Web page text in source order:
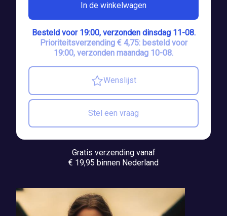
In de winkelwagen
Besteld voor 19:00, verzonden dinsdag 11-08.
Prioriteitsverzending € 4,75: besteld voor
19:00, verzonden maandag 10-08.
Wenslijst
Stel een vraag
Gratis verzending vanaf
€ 19,95 binnen Nederland